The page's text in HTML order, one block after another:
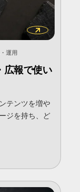
運用
広報で使い
テンツを増や
ジを持ち、ど